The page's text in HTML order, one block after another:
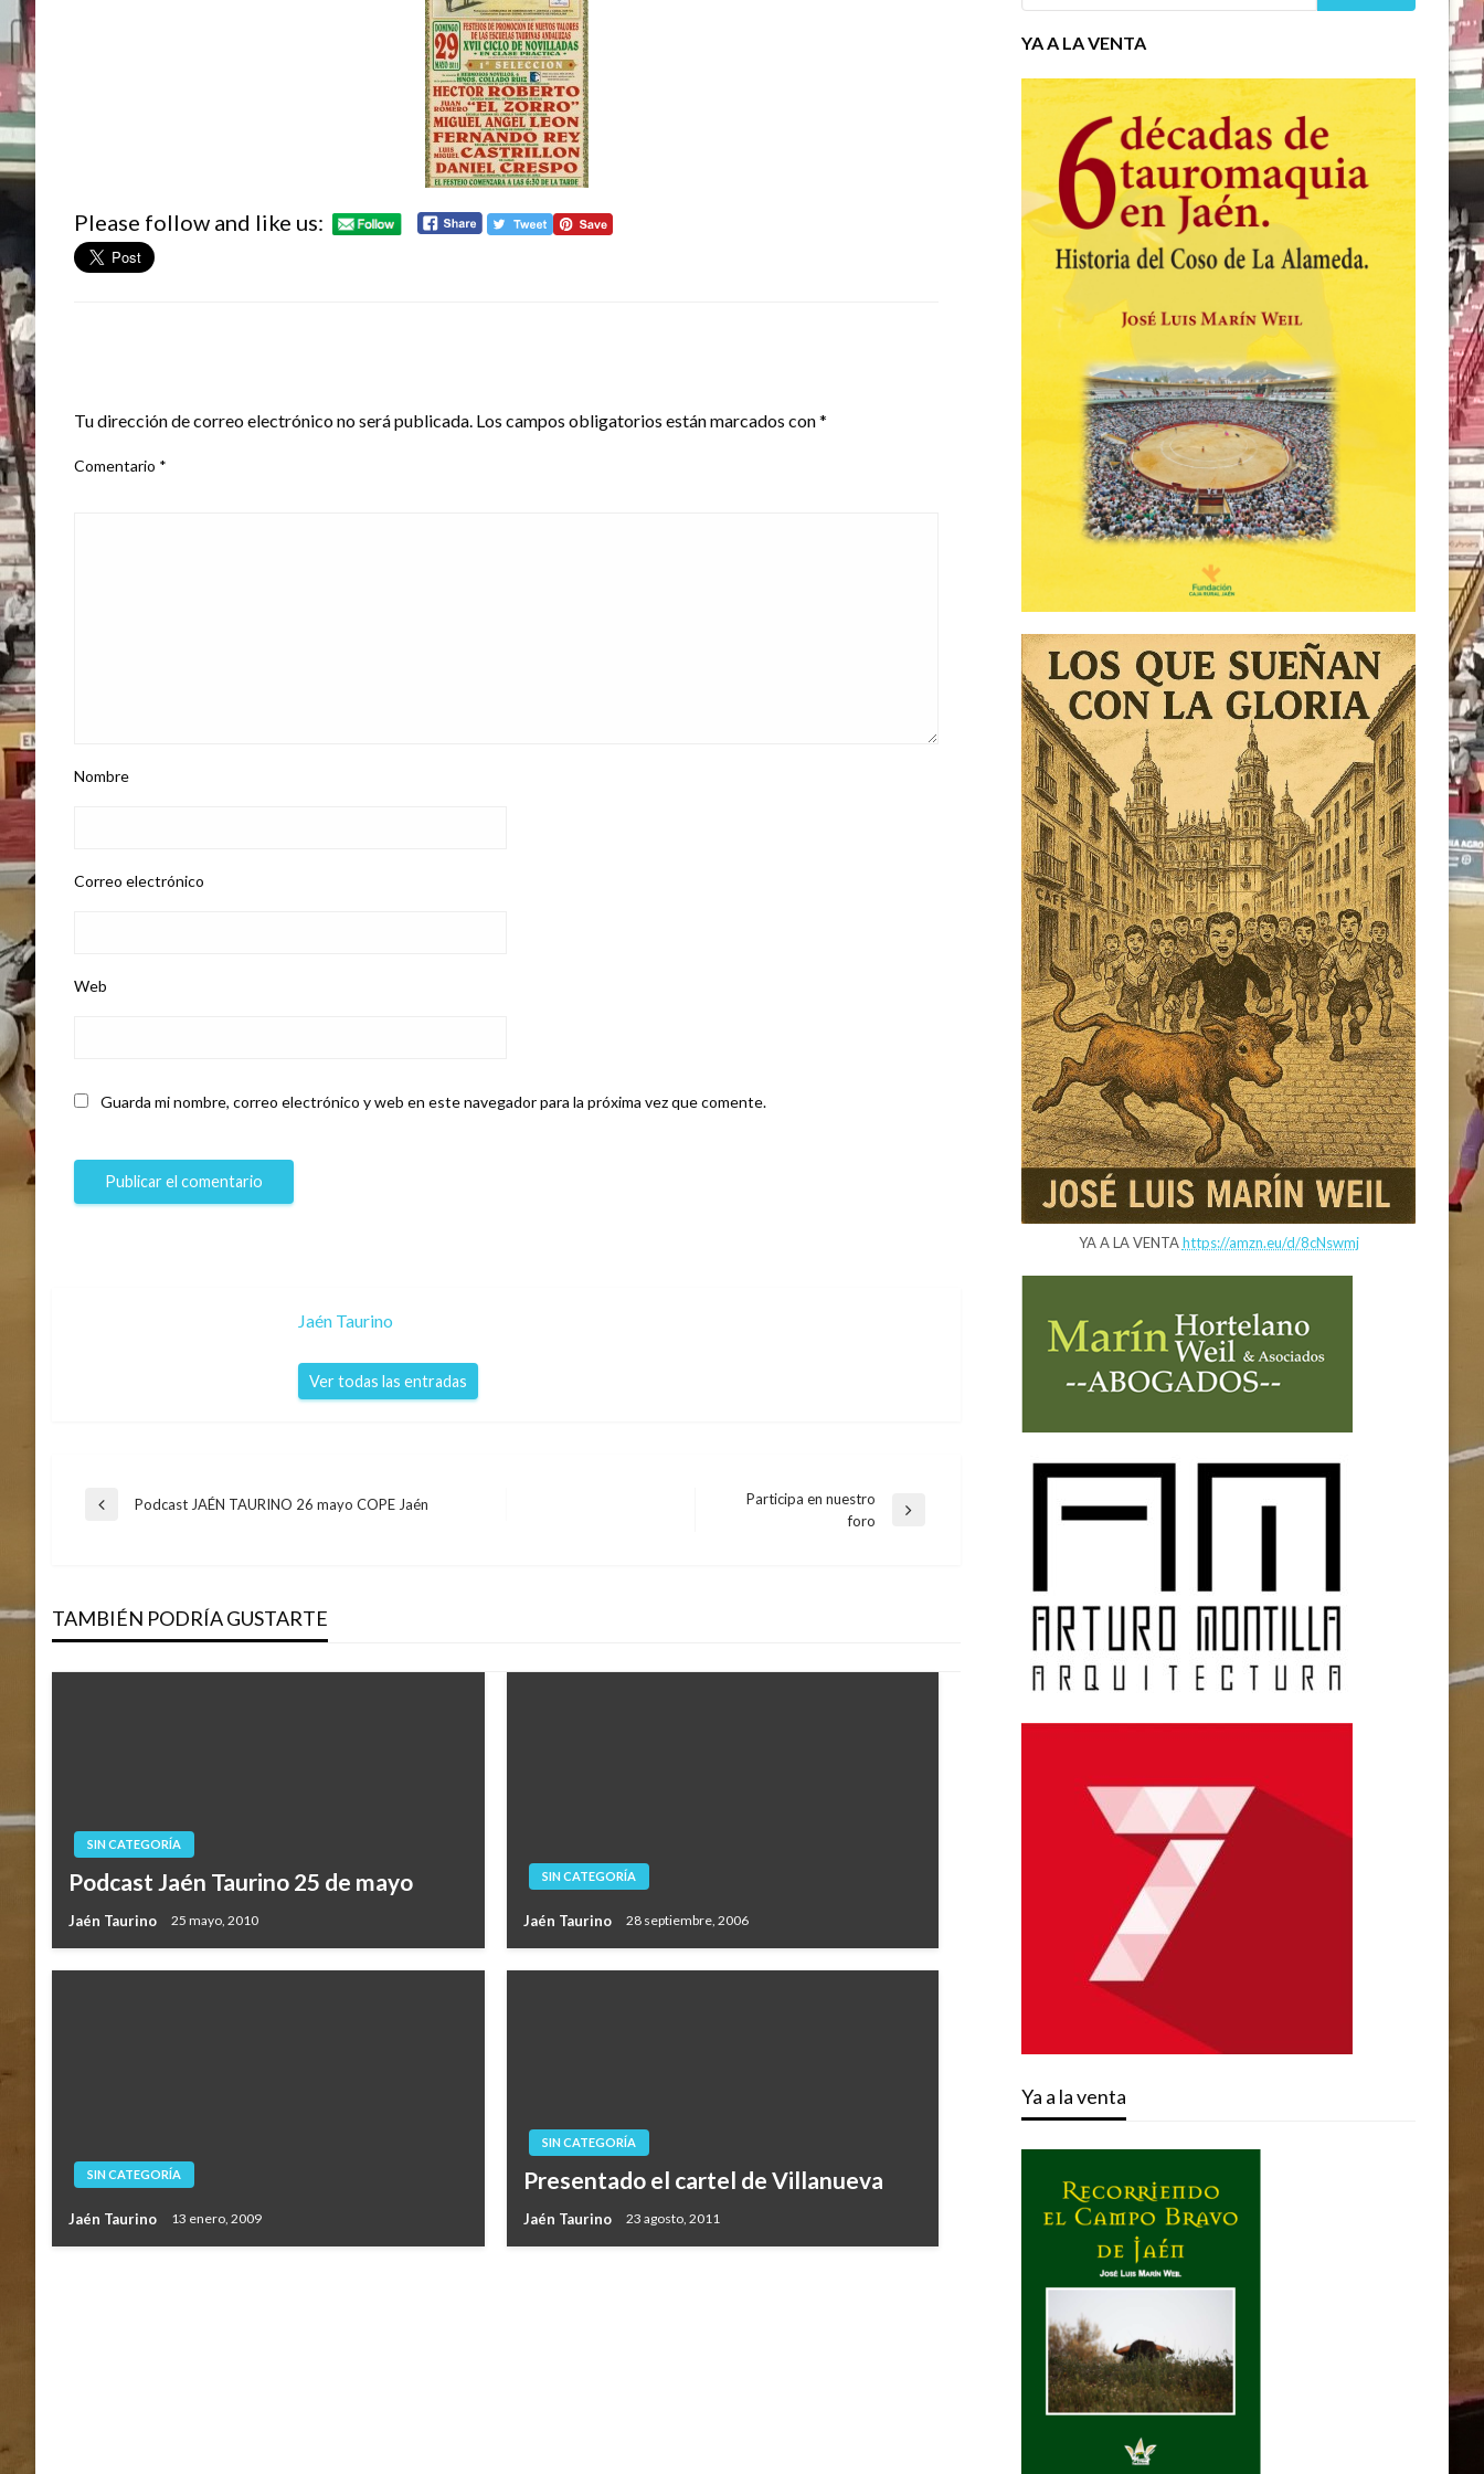
Please follow and like us:
Tu dirección de correo electrónico no será publicada. Los campos obligatorios están marcados con*
Comentario *
Nombre
Correo electrónico
Web
Guarda mi nombre, correo electrónico y web en este navegador para la próxima vez que comente.
Jaén Taurino
Ver todas las entradas
Navegación
entradas
Entrada
Podcast JAÉN TAURINO 26 mayo COPE Jaén
Participa en nuestro
foro
TAMBIÉN PODRÍA GUSTARTE
SIN CATEGORÍA
Podcast Jaén Taurino 25 de mayo
Jaén Taurino 25 mayo, 2010
SIN CATEGORÍA
Jaén Taurino 28 septiembre, 2006
SIN CATEGORÍA
Jaén Taurino 13 enero, 2009
SIN CATEGORÍA
Presentado el cartel de Villanueva
Jaén Taurino 23 agosto, 2011
YA A LA VENTA
YA A LA VENTAhttps://amzn.eu/d/8cNswmj
Ya a la venta